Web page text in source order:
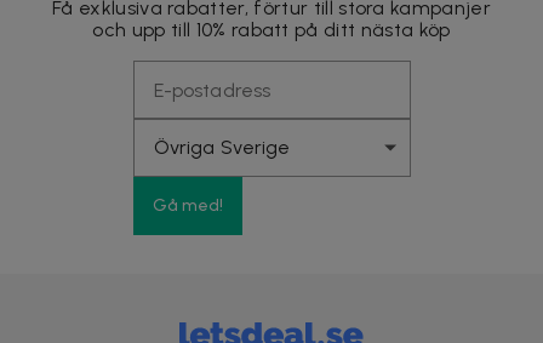
Få exklusiva rabatter, förtur till stora kampanjer
och upp till 10% rabatt på ditt nästa köp
Gå med!